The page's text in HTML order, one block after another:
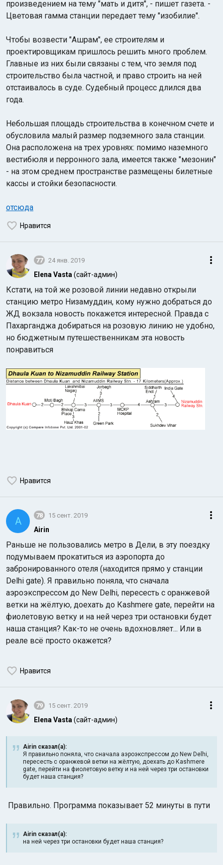
произведением на тему "мать и дитя", - пишет газета. -
Цветовая гамма станции передает тему "изобилие".
Чтобы возвести "Ашрам", ее строителям и
проектировщикам пришлось решить много проблем.
Главные из них были связаны с тем, что земля под
строительство была частной, и право строить на ней
отстаивалось в суде. Судебный процесс длился два
года.
Небольшая площадь строительства в конечном счете и
обусловила малый размер подземного зала станции.
Она расположена на трех уровнях: помимо наземного
вестибюля и перронного зала, имеется также "мезонин"
- на этом среднем пространстве размещены билетные
кассы и стойки безопасности.
отсюда
Нравится
77 24 янв. 2019
Elena Vasta (сайт-админ)
Кстати, на той же розовой линии недавно открыли
станцию метро Низамуддин, кому нужно добраться до
ЖД вокзала новость покажется интересной. Правда с
Пахарганджа добираться на розовую линию не удобно,
но бюджетным путешественникам эта новость
понравиться
Нравится
A 78 15 сент. 2019
Airin
Раньше не пользовались метро в Дели, в эту поездку
подумываем прокатиться из аэропорта до
забронированного отеля (находится прямо у станции
Delhi gate). Я правильно поняла, что сначала
аэроэкспрессом до New Delhi, пересесть с оранжевой
ветки на жёлтую, доехать до Кashmere gate, перейти на
фиолетовую ветку и на ней через три остановки будет
наша станция? Как-то не очень вдохновляет... Или в
реале всё просто окажется?
Нравится
79 15 сент. 2019
Elena Vasta (сайт-админ)
Airin сказал(а):
Я правильно поняла, что сначала аэроэкспрессом до New Delhi,
пересесть с оранжевой ветки на жёлтую, доехать до Кashmere
gate, перейти на фиолетовую ветку и на ней через три остановки
будет наша станция?
Правильно. Программа показывает 52 минуты в пути
Airin сказал(а):
на ней через три остановки будет наша станция?